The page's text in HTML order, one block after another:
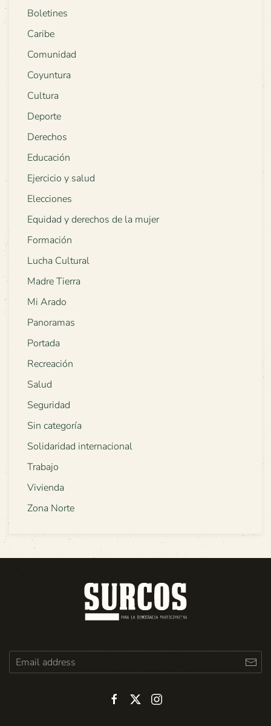
Boletines
Caribe
Comunidad
Coyuntura
Cultura
Deporte
Derechos
Educación
Ejercicio y salud
Elecciones
Equidad y derechos de la mujer
Formación
Lucha Cultural
Madre Tierra
Mi Arado
Panoramas
Portada
Recreación
Salud
Seguridad
Sin categoría
Solidaridad internacional
Trabajo
Vivienda
Zona Norte